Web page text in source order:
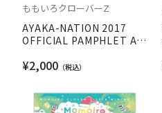
ももいろクローバーZ
AYAKA-NATION 2017
OFFICIAL PAMPHLET A-
¥2,000